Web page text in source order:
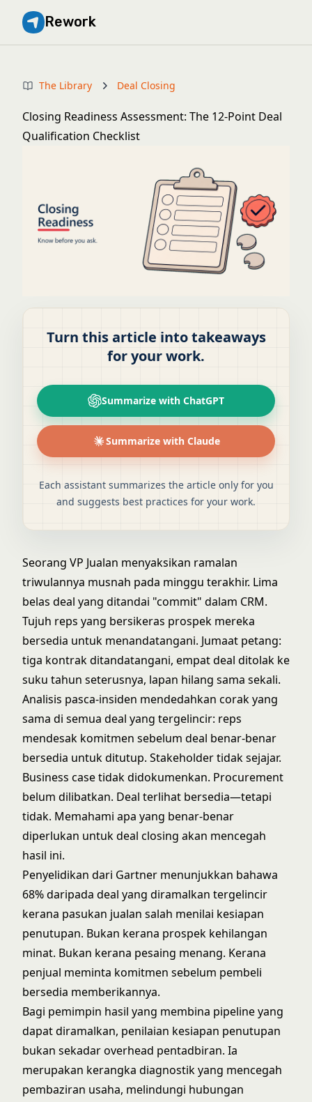
Rework
The Library Deal Closing
Closing Readiness Assessment: The 12-Point Deal
Qualification Checklist
Turn this article into takeaways
for your work.
Summarize with ChatGPT
Summarize with Claude
Each assistant summarizes the article only for you
and suggests best practices for your work.
Seorang VP Jualan menyaksikan ramalan
triwulannya musnah pada minggu terakhir. Lima
belas deal yang ditandai "commit" dalam CRM.
Tujuh reps yang bersikeras prospek mereka
bersedia untuk menandatangani. Jumaat petang:
tiga kontrak ditandatangani, empat deal ditolak ke
suku tahun seterusnya, lapan hilang sama sekali.
Analisis pasca-insiden mendedahkan corak yang
sama di semua deal yang tergelincir: reps
mendesak komitmen sebelum deal benar-benar
bersedia untuk ditutup. Stakeholder tidak sejajar.
Business case tidak didokumenkan. Procurement
belum dilibatkan. Deal terlihat bersedia—tetapi
tidak. Memahami apa yang benar-benar
diperlukan untuk deal closing akan mencegah
hasil ini.
Penyelidikan dari Gartner menunjukkan bahawa
68% daripada deal yang diramalkan tergelincir
kerana pasukan jualan salah menilai kesiapan
penutupan. Bukan kerana prospek kehilangan
minat. Bukan kerana pesaing menang. Kerana
penjual meminta komitmen sebelum pembeli
bersedia memberikannya.
Bagi pemimpin hasil yang membina pipeline yang
dapat diramalkan, penilaian kesiapan penutupan
bukan sekadar overhead pentadbiran. Ia
merupakan kerangka diagnostik yang mencegah
pembaziran usaha, melindungi hubungan